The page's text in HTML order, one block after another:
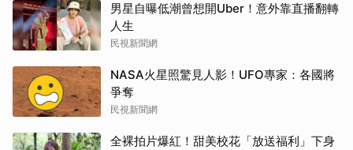
男星自曝低潮曾想開Uber！意外靠直播翻轉
人生
民視新聞網
NASA火星照驚見人影！UFO專家：各國將
爭奪
民視新聞網
全裸拍片爆紅！甜美校花「放送福利」下身